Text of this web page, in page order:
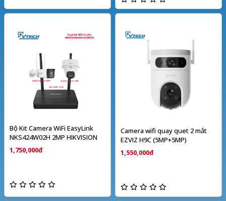
Bộ Kit Camera WiFi EasyLink
NKS424W02H 2MP HIKVISION
1,750,000đ
Camera wifi quay quet 2 mắt
EZVIZ H9C (5MP+5MP)
1,550,000đ